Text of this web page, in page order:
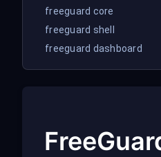
freeguard core
freeguard shell
freeguard dashboard